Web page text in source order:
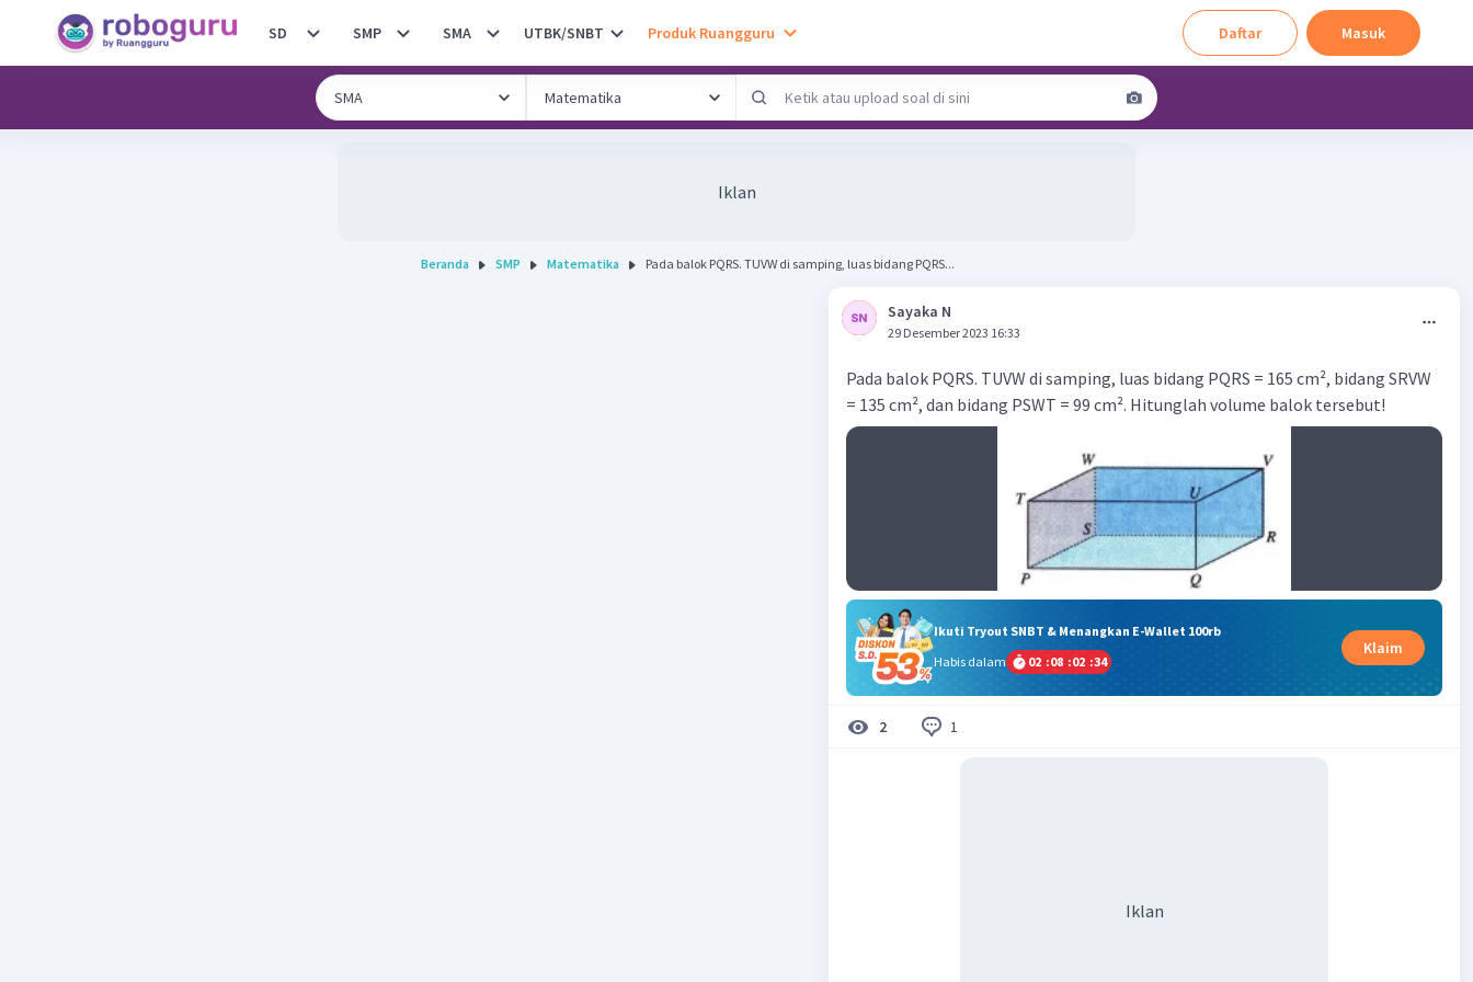
SD SMP SMA UTBK/SNBT Produk Ruangguru Daftar Masuk
Iklan
Beranda SMP Matematika Pada balok PQRS. TUVW di samping, luas bidang PQRS...
Sayaka N
29 Desember 2023 16:33
Pada balok PQRS. TUVW di samping, luas bidang PQRS = 165 cm², bidang SRVW
= 135 cm², dan bidang PSWT = 99 cm². Hitunglah volume balok tersebut!
Ikuti Tryout SNBT & Menangkan E-Wallet 100rb
Habis dalam
02 :08 :02 :34
Klaim
2 1
Iklan